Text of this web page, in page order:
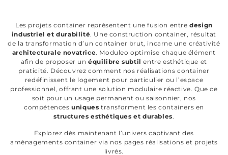
Les projets container représentent une fusion entredesign
industriel et durabilité. Une construction container, résultat
de la transformation d’un container brut, incarne une créativité
architecturale novatrice. Moduleo optimise chaque élément
afin de proposer unéquilibre subtil entre esthétique et
praticité. Découvrez comment nos réalisations container
redéfinissent le logement pour particulier ou l’espace
professionnel, offrant une solution modulaire réactive. Que ce
soit pour un usage permanent ou saisonnier, nos
compétences uniques transforment les containers en
structures esthétiques et durables.
Explorez dès maintenant l’univers captivant des
aménagements container via nos pages réalisations et projets
livrés.